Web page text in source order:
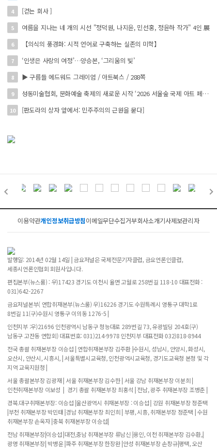
4 [걷는 회사 ]
5 여름을 지나는 네 개의 시선 "정덕원, 나지윤, 민선홍, 정윤하 작가" 4인 展
6 【의식의 풍경화: 시적 언어로 구축하는 실존의 미학】
7 ‘인생은 사랑의 여정’…양승본, ‘그리움의 빛’
8 ▶ 구름들 에드워드 그레이엄 / 아트북스 / 288쪽
9 성동미술협회, 문화예술 축제의 새로운 시작 ‘2026 서울숲 국제 아트 페스타’ 개최
10 [판도라의 상자 앞에서: 민주주의의 근원을 묻다]
이용약관개인정보취급방침이메일무단수집거부회사소개기사제보관리자
발행일: 2014년 02월 14일 | 금요저널은 국제전문기자클럽, 금요언론인클럽,
세종시언론인협회 회원사입니다.
편집본부(뉴스룸) : 우)17423 경기도 이천시 율면 고월로 258번길 118-10 대표전화 :
031)642-2267
금요저널본부( 연합취재본부(뉴스룸) 우)16226 경기도 수원특례시 영통구 대학1로
8번길 11(구)수원시 영통구 이의동 1276-5 |
인천지부 :우)21696 인천광역시 남동구 청능대로 289번길 73, 유광빌딩 204호(구)
남동구 고잔동 연합회) 대표번호: 031)214-9978 인천지부 대표전화 032)818-8944
전국 총괄 취재본부장 이승섭 | 연합취재본부장 김주환 |수원시, 성남시, 안양시, 화성시,
오산시, 안산시, 시흥시, | 서울특별시교육청, 인천광역시교육청, 경기도교육청 본청 및 각
지역 교육지원청 |
서울 총괄본부장 김광재 | 서울 취재본부장 김수한 | 서울 강남 취재본부장 이분희 |
인천취재본부장 이보성 | 경기 총괄 취재본부장 최홍석 | 전남, 광주 취재본부장 조병춘 |
경북.대구취재본부장: 이승섭 |울산광역시 취재본부장 : 이승섭 | 강원 취재본부장 정준택
|부천 취재본부장 박민태 |경남 취재본부장 최인희 | 부평, 시흥, 취재본부장 정준택 | 수원
취재본부장 손옥자 |충북 취재본부장 이승섭|
전남 취재본부장|이승섭 |대전,충남 취재본부장 류남신 |용인, 이천 취재본부장 김수환,|
광명 취재본부장| 박병윤 |파주 취재본부장 한장완 |안성 취재본부장 손창규|평택, 오산